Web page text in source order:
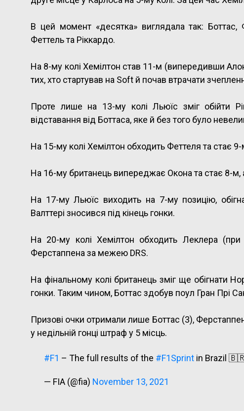
В цей момент «десятка» виглядала так:
Феттель та Ріккардо.
На 8-му колі Хемілтон став 11-м (випередивши
тих, хто стартував на Soft й почав втрачати
Проте лише на 13-му колі Льюїс зміг обійти
відставання від Боттаса, яке й без того було
На 15-му колі Хемілтон обходить Феттеля та стає
На 16-му британець випереджає Окона та стає 8-
На 17-му Льюїс виходить на 7-му позицію,
Валттері зносився під кінець гонки.
На 20-му колі Хемілтон обходить Леклера
Ферстаппена за межею DRS.
На фінальному колі британець зміг ще обігнати
гонки. Таким чином, Боттас здобув поул Гран Прі
Призові очки отримали лише Боттас (3),
у недільній гонці штраф у 5 місць.
#F1 – The full results of the #F1Sprint in Brazil
— FIA (@fia) November 13, 2021